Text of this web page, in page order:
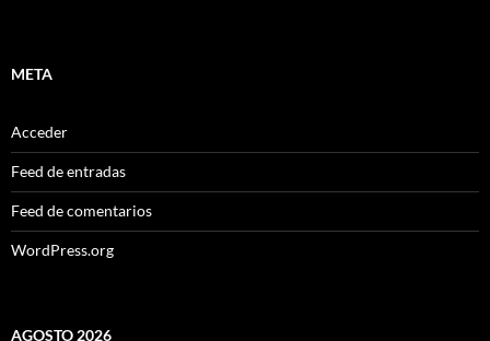
META
Acceder
Feed de entradas
Feed de comentarios
WordPress.org
AGOSTO 2026